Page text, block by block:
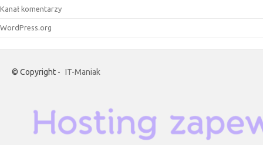
Kanał komentarzy
WordPress.org
© Copyright - IT-Maniak